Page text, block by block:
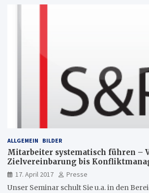
ALLGEMEIN BILDER
Mitarbeiter systematisch führen –
Zielvereinbarung bis
17. April 2017
Presse
Unser Seminar schult Sie u.a. in den